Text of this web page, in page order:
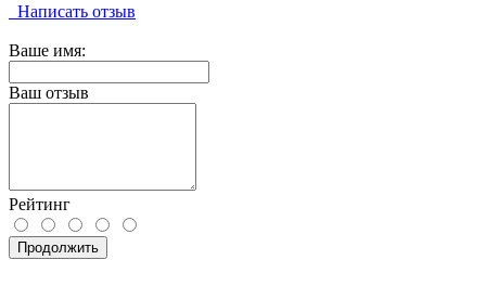
Написать отзыв
Ваше имя:
Ваш отзыв
Рейтинг
Продолжить